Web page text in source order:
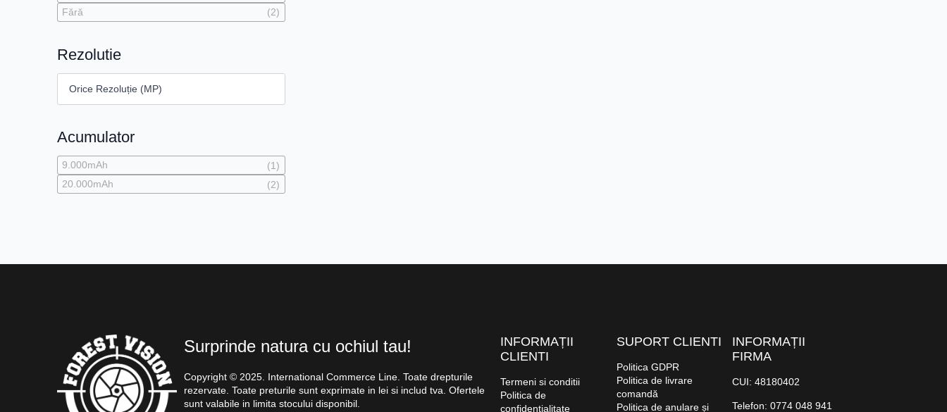
Fără
(2)
Rezolutie
Acumulator
9.000mAh
(1)
20.000mAh
(2)
Surprinde natura cu ochiul tau!
Copyright © 2025. International Commerce Line. Toate drepturile
rezervate. Toate preturile sunt exprimate in lei si includ tva. Ofertele
sunt valabile in limita stocului disponibil.
INFORMAȚII
CLIENTI
Termeni si conditii
Politica de
confidențialitate
SUPORT CLIENTI
Politica GDPR
Politica de livrare
comandă
Politica de anulare și
INFORMAȚII
FIRMA
CUI: 48180402
Telefon: 0774 048 941